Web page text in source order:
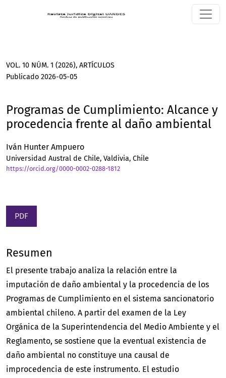
Programas de Cumplimiento: Alcance y procedencia
VOL. 10 NÚM. 1 (2026), ARTÍCULOS
Programas de Cumplimiento: Alcance y
procedencia frente al daño ambiental
Publicado 2026-05-05
Iván Hunter Ampuero
Universidad Austral de Chile, Valdivia, Chile
https://orcid.org/0000-0002-0288-1812
PDF
Resumen
El presente trabajo analiza la relación entre la
imputación de daño ambiental y la procedencia de los
Programas de Cumplimiento en el sistema sancionatorio
ambiental chileno. A partir del examen de la Ley
Orgánica de la Superintendencia del Medio Ambiente y el
Reglamento, se sostiene que la eventual existencia de
daño ambiental no constituye una causal de
improcedencia de este instrumento. El estudio